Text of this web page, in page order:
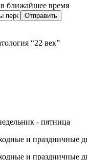
ближайшее время
“22 век”
- пятница
и праздничные
и праздничные